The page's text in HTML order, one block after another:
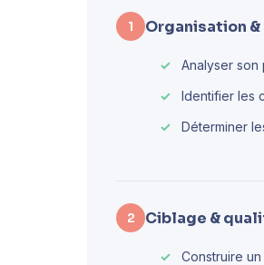
1 Organisation
Analyser
Identifier les
Déterminer
2 Ciblage &
Construire